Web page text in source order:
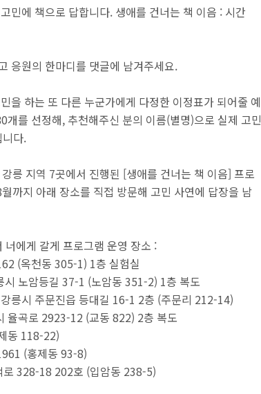
에 책으로 답합니다. 생애를 건너는 책 이음 : 시간
응원의 한마디를 댓글에 남겨주세요.
을 하는 또 다른 누군가에게 다정한 이정표가 되어줄 예
를 선정해, 추천해주신 분의 이름(별명)으로 실제 고민
다.
지역 7곳에서 진행된 [생애를 건너는 책 이음] 프로
까지 아래 장소를 직접 방문해 고민 사연에 답장을 남
에게 갈게 프로그램 운영 장소 :
(옥천동 305-1) 1층 실험실
노암등길 37-1 (노암동 351-2) 1층 복도
릉시 주문진읍 등대길 16-1 2층 (주문리 212-14)
율곡로 2923-12 (교동 822) 2층 복도
동 118-22)
(홍제동 93-8)
328-18 202호 (입암동 238-5)